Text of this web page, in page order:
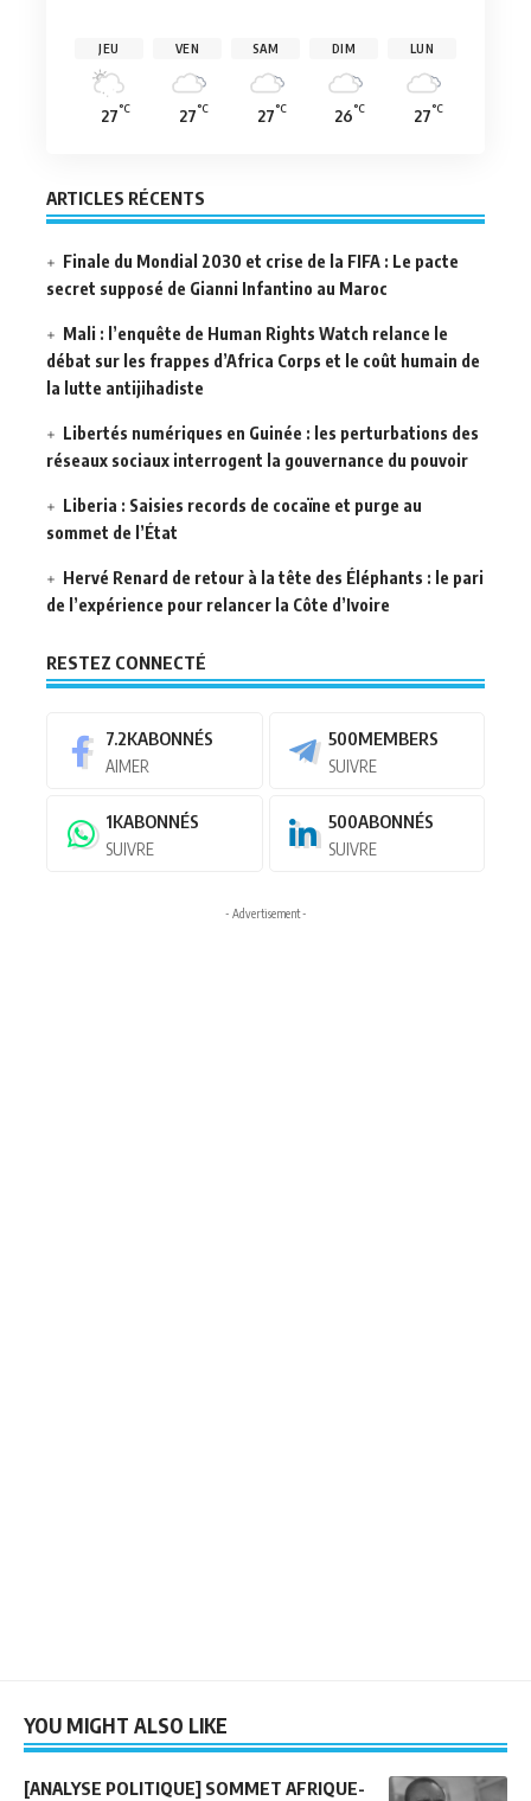
JEU
27°C
VEN
27°C
SAM
27°C
DIM
26°C
LUN
27°C
ARTICLES RÉCENTS
Finale du Mondial 2030 et crise de la FIFA : Le pacte
secret supposé de Gianni Infantino au Maroc
Mali : l’enquête de Human Rights Watch relance le
débat sur les frappes d’Africa Corps et le coût humain de
la lutte antijihadiste
Libertés numériques en Guinée : les perturbations des
réseaux sociaux interrogent la gouvernance du pouvoir
Liberia : Saisies records de cocaïne et purge au
sommet de l’État
Hervé Renard de retour à la tête des Éléphants : le pari
de l’expérience pour relancer la Côte d’Ivoire
RESTEZ CONNECTÉ
7.2KABONNÉS
AIMER
500MEMBERS
SUIVRE
1KABONNÉS
SUIVRE
500ABONNÉS
SUIVRE
- Advertisement -
YOU MIGHT ALSO LIKE
[ANALYSE POLITIQUE] SOMMET AFRIQUE-